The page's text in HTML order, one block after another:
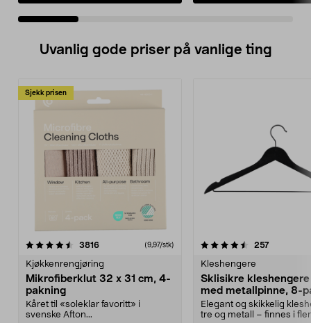
Uvanlig gode priser på vanlige ting
Sjekk prisen
3816anmeldelser(9,97/stk)
Kjøkkenrengjøring
Mikrofiberklut 32 x 31 cm, 4-
pakning
Kåret til «soleklar favoritt» i
svenske Afton...
4.5av 5 stjerner 257
Kleshengere
Sklisikre
med metallpinne, 8-
Elegant og skikkelig
tre og metall – finnes i
4.5av 5 stjerner